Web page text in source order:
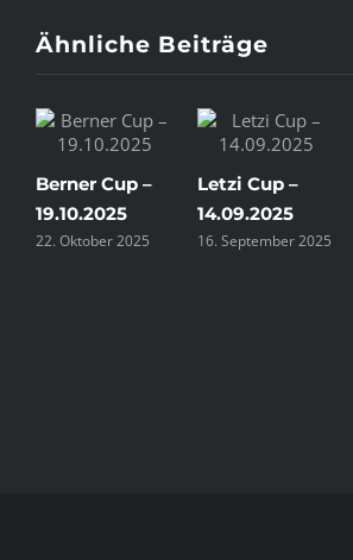
Ähnliche Beiträge
Berner Cup –
19.10.2025
22. Oktober 2025
Letzi Cup –
14.09.2025
16. September 2025